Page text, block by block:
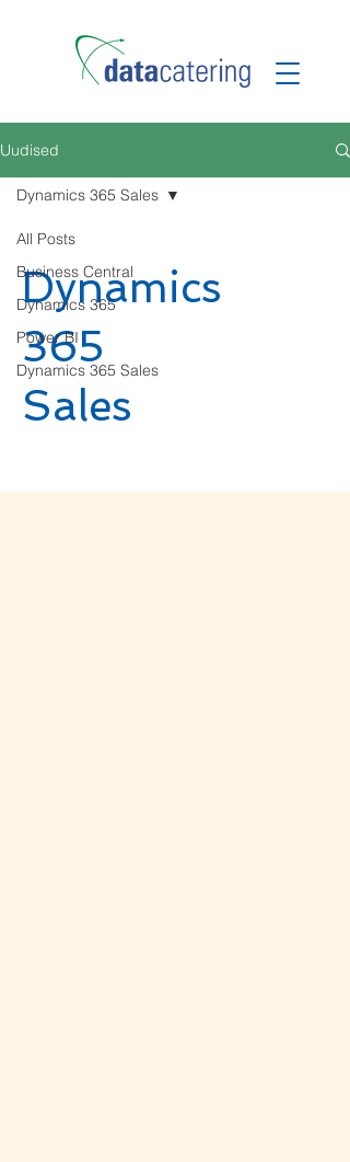
Uudised
All Posts
Business Central
Dynamics 365
Power BI
Dynamics 365 Sales
Dynamics 365 Sales
Dynamics
365
Sales